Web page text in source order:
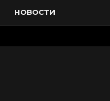
НОВОСТИ